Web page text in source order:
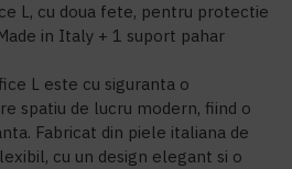
L, cu doua fete, pentru protectie
in Italy + 1 suport pahar
L este cu siguranta o
spatiu de lucru modern, fiind o
Fabricat din piele italiana de
cu un design elegant si o